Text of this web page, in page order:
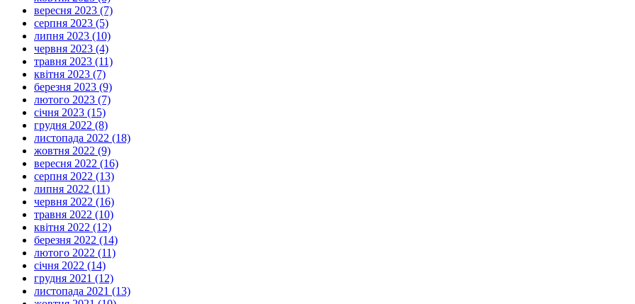
вересня 2023 (7)
серпня 2023 (5)
липня 2023 (10)
червня 2023 (4)
травня 2023 (11)
квітня 2023 (7)
березня 2023 (9)
лютого 2023 (7)
січня 2023 (15)
грудня 2022 (8)
листопада 2022 (18)
жовтня 2022 (9)
вересня 2022 (16)
серпня 2022 (13)
липня 2022 (11)
червня 2022 (16)
травня 2022 (10)
квітня 2022 (12)
березня 2022 (14)
лютого 2022 (11)
січня 2022 (14)
грудня 2021 (12)
листопада 2021 (13)